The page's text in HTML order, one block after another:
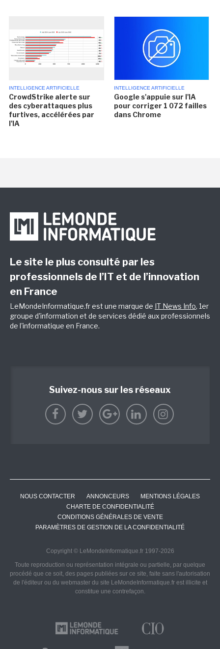
INTELLIGENCE ARTIFICIELLE
CrowdStrike alerte sur
des cyberattaques plus
furtives, accélérées par
l'IA
INTELLIGENCE ARTIFICIELLE
Google s'appuie sur l'IA
pour corriger 1 072 failles
dans Chrome
Le site le plus consulté par les
professionnels de l’IT et de l’innovation
en France
LeMondeInformatique.fr est une marque de IT News Info, 1er
groupe d'information et de services dédié aux professionnels
de l'informatique en France.
Suivez-nous sur les réseaux
NOUS CONTACTER ANNONCEURS
MENTIONS LÉGALES
CHARTE DE CONFIDENTIALITÉ
CONDITIONS GÉNÉRALES DE VENTE
PARAMÈTRES DE GESTION DE LA CONFIDENTIALITÉ
Copyright © LeMondeInformatique.fr 1997-2026
Toute reproduction ou représentation intégrale ou partielle, par quelque
procédé que ce soit, des pages publiées sur ce site, faite sans l'autorisation
de l'éditeur ou du webmaster du site LeMondeInformatique.fr est illicite et
constitue une contrefaçon.